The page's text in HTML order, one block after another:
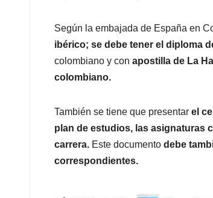
Según la embajada de España en
ibérico; se debe tener el diploma
colombiano y con apostilla de La
colombiano.
También se tiene que presentar el
plan de estudios, las asignaturas
carrera. Este documento debe
correspondientes.